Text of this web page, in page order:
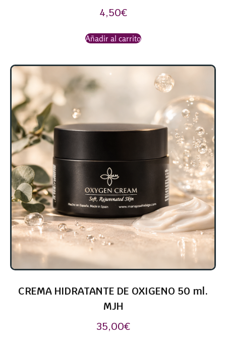
4,50€
Añadir al carrito
CREMA HIDRATANTE DE OXIGENO 50 ml.
MJH
35,00€